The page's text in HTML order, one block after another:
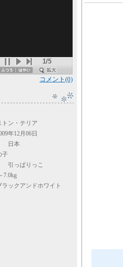
1/5
コメント(0)
トン・テリア
年12月06日
日本
子
引っぱりっこ
7.0kg
ラックアンドホワイト